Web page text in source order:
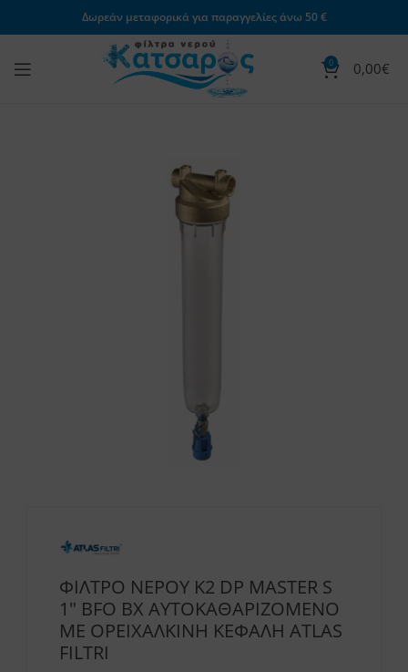
Δωρεάν μεταφορικά για παραγγελίες άνω 50 €
0 0,00€
ΦΙΛΤΡΟ ΝΕΡΟΥ K2 DP MASTER S
1″ BFO BX ΑΥΤΟΚΑΘΑΡΙΖΟΜΕΝΟ
ΜΕ ΟΡΕΙΧΑΛΚΙΝΗ ΚΕΦΑΛΗ ATLAS
FILTRI